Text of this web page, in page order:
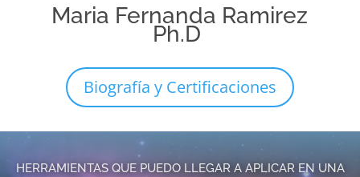
Maria Fernanda Ramirez
Ph.D
Biografía y Certificaciones
HERRAMIENTAS QUE PUEDO LLEGAR A APLICAR EN UNA